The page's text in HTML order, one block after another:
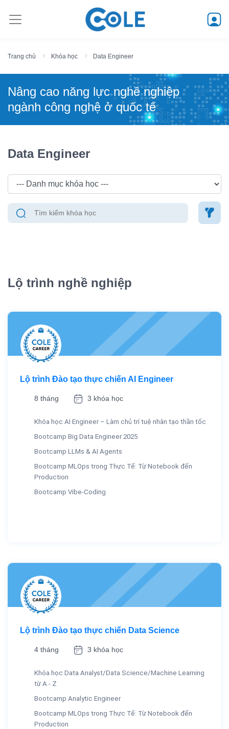
Trang chủ Khóa học Data Engineer
Nâng cao năng lực nghề nghiệp
ngành công nghệ ở quốc tế
Data Engineer
Lộ trình nghề nghiệp
Lộ trình Đào tạo thực chiến AI Engineer
8 tháng 3 khóa học
Khóa học AI Engineer – Làm chủ trí tuệ nhân tạo thần tốc
Bootcamp Big Data Engineer 2025
Bootcamp LLMs & AI Agents
Bootcamp MLOps trong Thực Tế: Từ Notebook đến
Production
Bootcamp Vibe-Coding
Lộ trình Đào tạo thực chiến Data Science
4 tháng 3 khóa học
Khóa học Data Analyst/Data Science/Machine Learning
từ A - Z
Bootcamp Analytic Engineer
Bootcamp MLOps trong Thực Tế: Từ Notebook đến
Production